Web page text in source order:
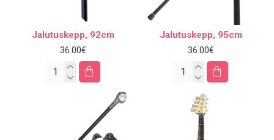
Jalutuskepp, 92cm
36.00€
Jalutuskepp, 95cm
36.00€